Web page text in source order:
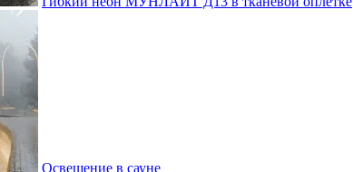
Освещение в сауне